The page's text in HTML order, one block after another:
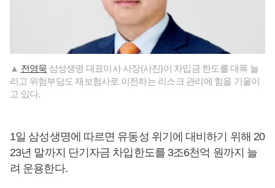
▲ 전영묵 삼성생명 대표이사 사장(사진)이 차입금 한도를 대폭 늘
리고 위험부담도 재보험사로 이전하는 리스크 관리에 힘을 기울이
고 있다.
1일 삼성생명에 따르면 유동성 위기에 대비하기 위해 20
23년 말까지 단기자금 차입한도를 3조6천억 원까지 늘
려 운용한다.